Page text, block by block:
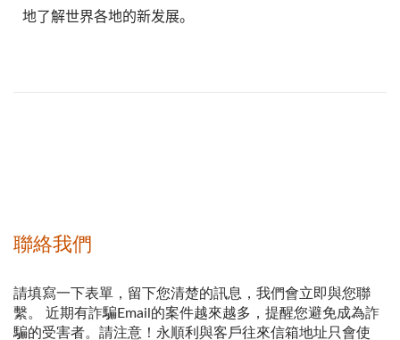
地了解世界各地的新发展。